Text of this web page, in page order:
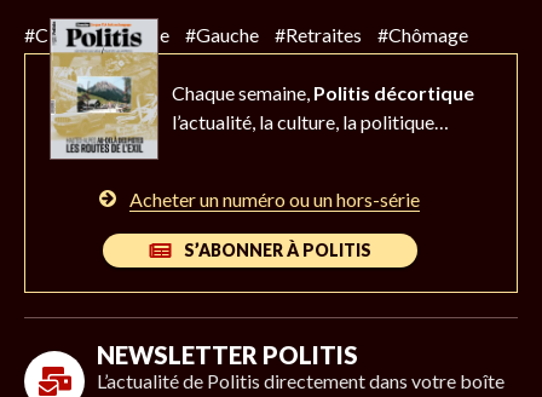
#Climat #Police #Gauche #Retraites #Chômage
Chaque semaine, Politis décortique
l’actualité, la culture, la politique…
Acheter un numéro ou un hors-série
S’ABONNER À POLITIS
NEWSLETTER POLITIS
L’actualité de Politis directement dans votre boîte